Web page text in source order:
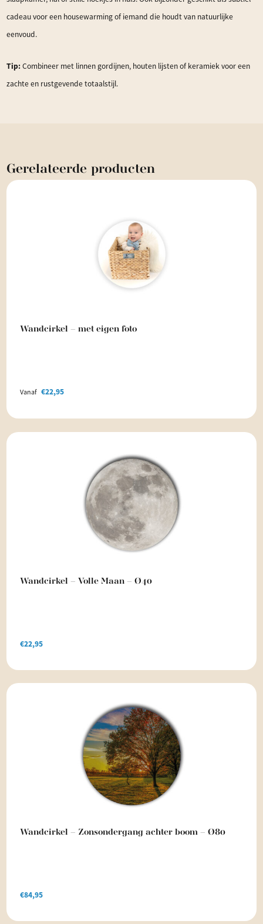
cadeau voor een housewarming of iemand die houdt van natuurlijke
eenvoud.
Tip:Combineer met linnen gordijnen, houten lijsten of keramiek voor een
zachte en rustgevende totaalstijl.
Gerelateerde producten
Wandcirkel – met eigen foto
Vanaf €22,95
Wandcirkel – Volle Maan – Ø40
€22,95
Wandcirkel – Zonsondergang achter boom – Ø80
€84,95